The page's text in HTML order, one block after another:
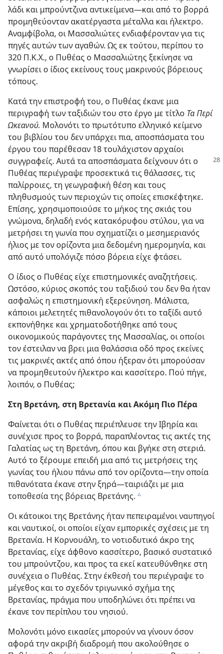
λάδι και μπρούντζινα αντικείμενα—​και από το βορρά
προμηθεύονταν ακατέργαστα μέταλλα και ήλεκτρο.
Αναμφίβολα, οι Μασσαλιώτες ενδιαφέρονταν για τις
πηγές αυτών των αγαθών. Ως εκ τούτου, περίπου το
320 Π.Κ.Χ., ο Πυθέας ο Μασσαλιώτης ξεκίνησε να
γνωρίσει ο ίδιος εκείνους τους μακρινούς βόρειους
τόπους.
Κατά την επιστροφή του, ο Πυθέας έκανε μια
περιγραφή των ταξιδιών του στο έργο με τίτλο Τα Περί
Ωκεανού. Μολονότι το πρωτότυπο ελληνικό κείμενο
του βιβλίου του δεν υπάρχει πια, αποσπάσματα του
έργου του παρέθεσαν 18 τουλάχιστον αρχαίοι
συγγραφείς. Αυτά τα αποσπάσματαδείχνουν ότι ο
Πυθέας περιέγραψε προσεκτικά τις θάλασσες, τις
παλίρροιες, τη γεωγραφική θέση και τους
πληθυσμούς των περιοχών τις οποίες επισκέφτηκε.
Επίσης, χρησιμοποιούσε το μήκος της σκιάς του
γνώμονα, δηλαδή ενός κατακόρυφου στύλου, για να
μετρήσει τη γωνία που σχηματίζει ο μεσημεριανός
ήλιος με τον ορίζοντα μια δεδομένη ημερομηνία, και
από αυτό υπολόγιζε πόσο βόρεια είχε φτάσει.
Ο ίδιος ο Πυθέας είχε επιστημονικές αναζητήσεις.
Ωστόσο, κύριος σκοπός του ταξιδιού του δεν θα ήταν
ασφαλώς η επιστημονική εξερεύνηση. Μάλιστα,
κάποιοι μελετητές πιθανολογούν ότι το ταξίδι αυτό
εκπονήθηκε και χρηματοδοτήθηκε από τους
οικονομικούς παράγοντες της Μασσαλίας, οι οποίοι
τον έστειλαν να βρει μια θαλάσσια οδό προς εκείνες
τις μακρινές ακτές από όπου ήξεραν ότι μπορούσαν
να προμηθευτούν ήλεκτρο και κασσίτερο. Πού πήγε,
λοιπόν, ο Πυθέας;
Στη Βρετάνη, στη Βρετανία και Ακόμη Πιο Πέρα
Φαίνεται ότι ο Πυθέας περιέπλευσε την Ιβηρία και
συνέχισε προς το βορρά, παραπλέοντας τις ακτές της
Γαλατίας ως τη Βρετάνη, όπου και βγήκε στη στεριά.
Αυτό το ξέρουμε επειδή μια από τις μετρήσεις της
γωνίας του ήλιου πάνω από τον ορίζοντα​—την οποία
πιθανότατα έκανε στην ξηρά—​ταιριάζει με μια
τοποθεσία της βόρειας Βρετάνης. c
Οι κάτοικοι της Βρετάνης ήταν πεπειραμένοι ναυπηγοί
και ναυτικοί, οι οποίοι είχαν εμπορικές σχέσεις με τη
Βρετανία. Η Κορνουάλη, το νοτιοδυτικό άκρο της
Βρετανίας, είχε άφθονο κασσίτερο, βασικό συστατικό
του μπρούντζου, και προς τα εκεί κατευθύνθηκε στη
συνέχεια ο Πυθέας. Στην έκθεσή του περιέγραψε το
μέγεθος και το σχεδόν τριγωνικό σχήμα της
Βρετανίας, πράγμα που υποδηλώνει ότι πρέπει να
έκανε τον περίπλου του νησιού.
Μολονότι μόνο εικασίες μπορούν να γίνουν όσον
αφορά την ακριβή διαδρομή που ακολούθησε ο